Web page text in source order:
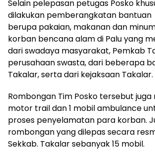
Selain pelepasan petugas Posko
dilakukan pemberangkatan bantuan
berupa pakaian, makanan dan
korban bencana alam di Palu yang
dari swadaya masyarakat, Pemkab
perusahaan swasta, dari beberapa
Takalar, serta dari kejaksaan Takalar.
Rombongan Tim Posko tersebut
motor trail dan 1 mobil ambulance
proses penyelamatan para korban.
rombongan yang dilepas secara
Sekkab. Takalar sebanyak 15 mobil.